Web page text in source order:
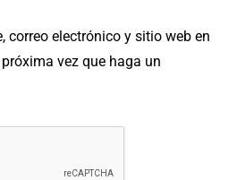
correo electrónico y sitio web en
vez que haga un